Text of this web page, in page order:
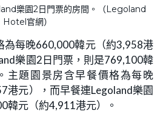
樂園2日門票的房間。（Legoland
Hotel官網）
為每晚660,000韓元（約3,958港
樂園2日門票，則是769,100韓
主題園景房含早餐價格為每晚
港元），而早餐連Legoland樂園
韓元（約4,911港元）。